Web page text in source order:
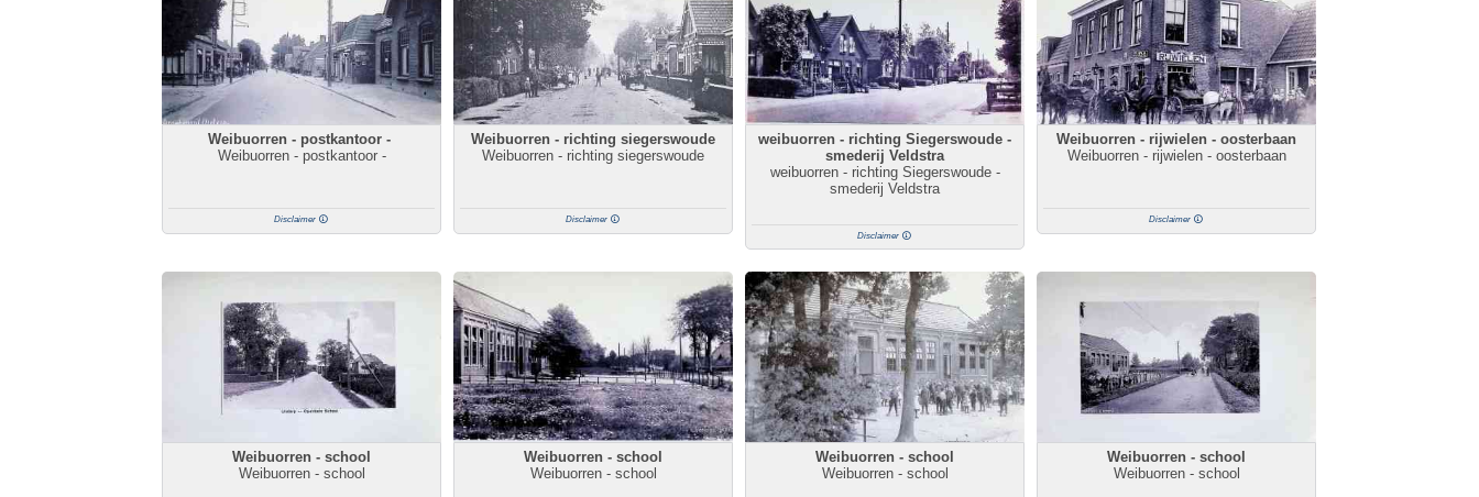
Weibuorren - postkantoor -
Weibuorren - postkantoor -
Disclaimer
Weibuorren - richting siegerswoude
Weibuorren - richting siegerswoude
Disclaimer
weibuorren - richting Siegerswoude -
smederij Veldstra
weibuorren - richting Siegerswoude -
smederij Veldstra
Disclaimer
Weibuorren - rijwielen - oosterbaan
Weibuorren - rijwielen - oosterbaan
Disclaimer
Weibuorren - school
Weibuorren - school
Weibuorren - school
Weibuorren - school
Weibuorren - school
Weibuorren - school
Weibuorren - school
Weibuorren - school